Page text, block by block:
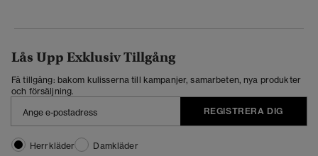
Lås Upp Exklusiv Tillgång
Få tillgång: bakom kulisserna till kampanjer, samarbeten, nya produkter
och försäljning.
REGISTRERA DIG
Herrkläder Damkläder